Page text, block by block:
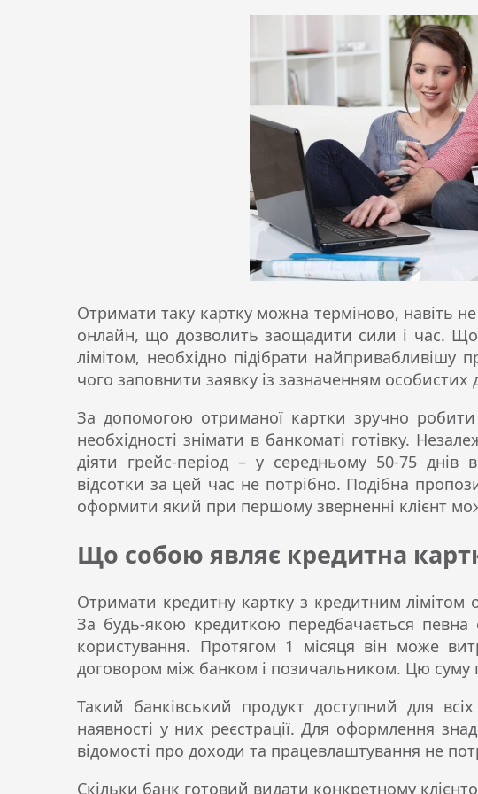
Отримати таку картку можна терміново, навіть
онлайн, що дозволить заощадити сили і час.
лімітом, необхідно підібрати найпривабливішу
чого заповнити заявку із зазначенням особистих
За допомогою отриманої картки зручно
необхідності знімати в банкоматі готівку.
діяти грейс-період – у середньому 50-75 днів
відсотки за цей час не потрібно. Подібна
оформити який при першому зверненні клієнт
Що собою являє кредитна
Отримати кредитну картку з кредитним
За будь-якою кредиткою передбачається
користування. Протягом 1 місяця він може
договором між банком і позичальником. Цю суму
Такий банківський продукт доступний для
наявності у них реєстрації. Для оформлення
відомості про доходи та працевлаштування не
Скільки банк готовий видати конкретному